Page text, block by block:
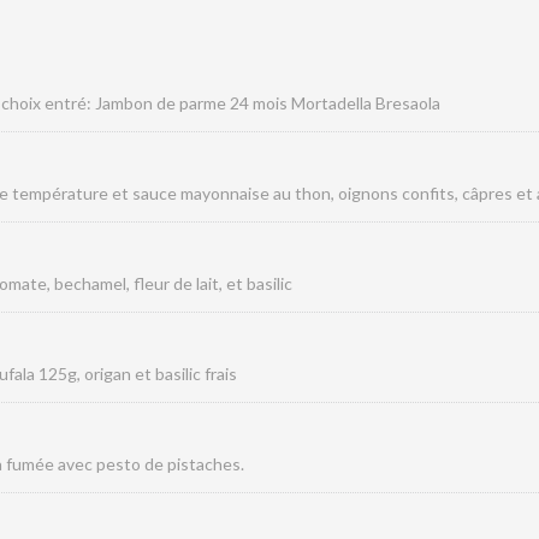
entré: Jambon de parme 24 mois Mortadella Bresaola
température et sauce mayonnaise au thon, oignons confits, câpres et
bechamel, fleur de lait, et basilic
125g, origan et basilic frais
avec pesto de pistaches.